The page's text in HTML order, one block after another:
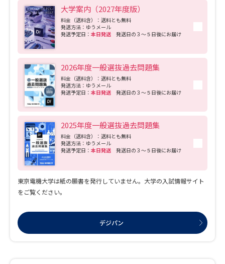
大学案内（2027年度版）
料金（送料含）：送料とも無料
発送方法：ゆうメール
発送予定日： 本日発送 発送日の３～５日後にお届け
2026年度一般選抜過去問題集
料金（送料含）：送料とも無料
発送方法：ゆうメール
発送予定日： 本日発送 発送日の３～５日後にお届け
2025年度一般選抜過去問題集
料金（送料含）：送料とも無料
発送方法：ゆうメール
発送予定日： 本日発送 発送日の３～５日後にお届け
東京電機大学は紙の願書を発行していません。大学の入試情報サイト
をご覧ください。
デジパン